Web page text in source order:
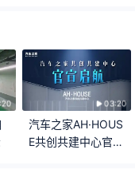
03:20
汽车之家AH·HOUS
E共创共建中心官宣